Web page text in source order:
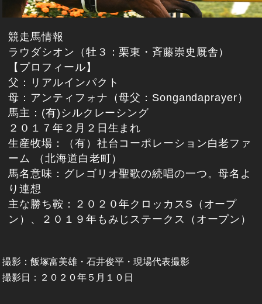
競走馬情報
ラウダシオン（牡３：栗東・斉藤崇史厩舎）
【プロフィール】
父：リアルインパクト
母：アンティフォナ（母父：Songandaprayer）
馬主：(有)シルクレーシング
２０１７年２月２日生まれ
生産牧場：（有）社台コーポレーション白老ファ
ーム （北海道白老町）
馬名意味：グレゴリオ聖歌の続唱の一つ。母名よ
り連想
主な勝ち鞍：２０２０年クロッカスS（オープ
ン）、２０１９年もみじステークス（オープン）
撮影：飯塚富美雄・石井俊平・現場代表撮影
撮影日：２０２０年５月１０日